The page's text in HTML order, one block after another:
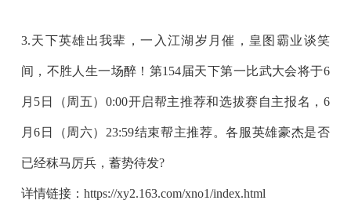
3.天下英雄出我辈，一入江湖岁月催，皇图霸业谈笑
间，不胜人生一场醉！ 第154届天下第一比武大会将于6
月5日（周五）0:00开启帮主推荐和选拔赛自主报名， 6
月6日（周六）23:59结束帮主推荐。各服英雄豪杰是否
已经秣马厉兵，蓄势待发?
详情链接：https://xy2.163.com/xno1/index.html